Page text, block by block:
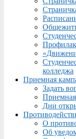
колледжа
Приемная
Задать
Дни
О
Об